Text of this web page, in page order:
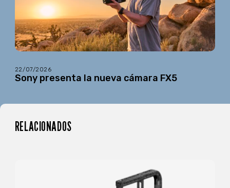
22/07/2026
Sony presenta la nueva cámara FX5
RELACIONADOS